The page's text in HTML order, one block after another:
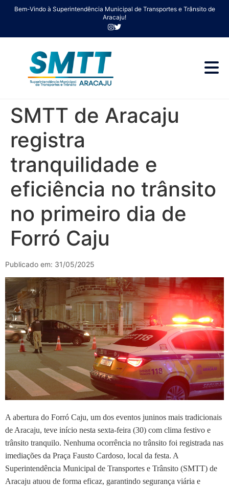
Bem-Vindo à Superintendência Municipal de Transportes e Trânsito de
Aracaju!
SMTT de Aracaju
registra
tranquilidade e
eficiência no trânsito
no primeiro dia de
Forró Caju
Publicado em: 31/05/2025
A abertura do Forró Caju, um dos eventos juninos mais tradicionais
de Aracaju, teve início nesta sexta-feira (30) com clima festivo e
trânsito tranquilo. Nenhuma ocorrência no trânsito foi registrada nas
imediações da Praça Fausto Cardoso, local da festa. A
Superintendência Municipal de Transportes e Trânsito (SMTT) de
Aracaju atuou de forma eficaz, garantindo segurança viária e